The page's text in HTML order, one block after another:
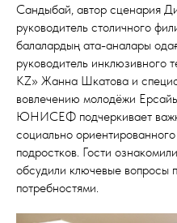
Сандыбай, автор сценария
руководитель столичного
балалардың ата-аналары
руководитель инклюзивного
KZ» Жанна Шкатова и
вовлечению молодёжи
ЮНИСЕФ подчеркивает
социально
подростков. Гости
обсудили ключевые вопросы
потребностями.